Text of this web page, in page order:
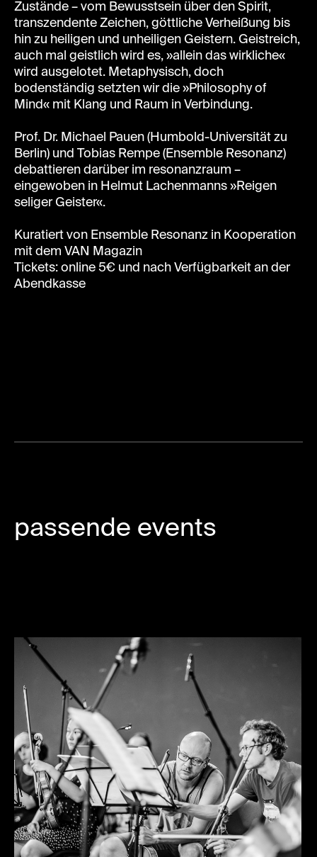
Zustände – vom Bewusstsein über den Spirit,
transzendente Zeichen, göttliche Verheißung bis
hin zu heiligen und unheiligen Geistern. Geistreich,
auch mal geistlich wird es, »allein das wirkliche«
wird ausgelotet. Metaphysisch, doch
bodenständig setzten wir die »Philosophy of
Mind« mit Klang und Raum in Verbindung.
Prof. Dr. Michael Pauen (Humbold-Universität zu
Berlin) und Tobias Rempe (Ensemble Resonanz)
debattieren darüber im resonanzraum –
eingewoben in Helmut Lachenmanns »Reigen
seliger Geister«.
Kuratiert von Ensemble Resonanz in Kooperation
mit dem VAN Magazin
Tickets: online 5€ und nach Verfügbarkeit an der
Abendkasse
passende events